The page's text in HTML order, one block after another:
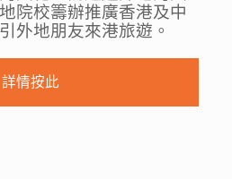
院校籌辦推廣香港及中
外地朋友來港旅遊。
詳情按此